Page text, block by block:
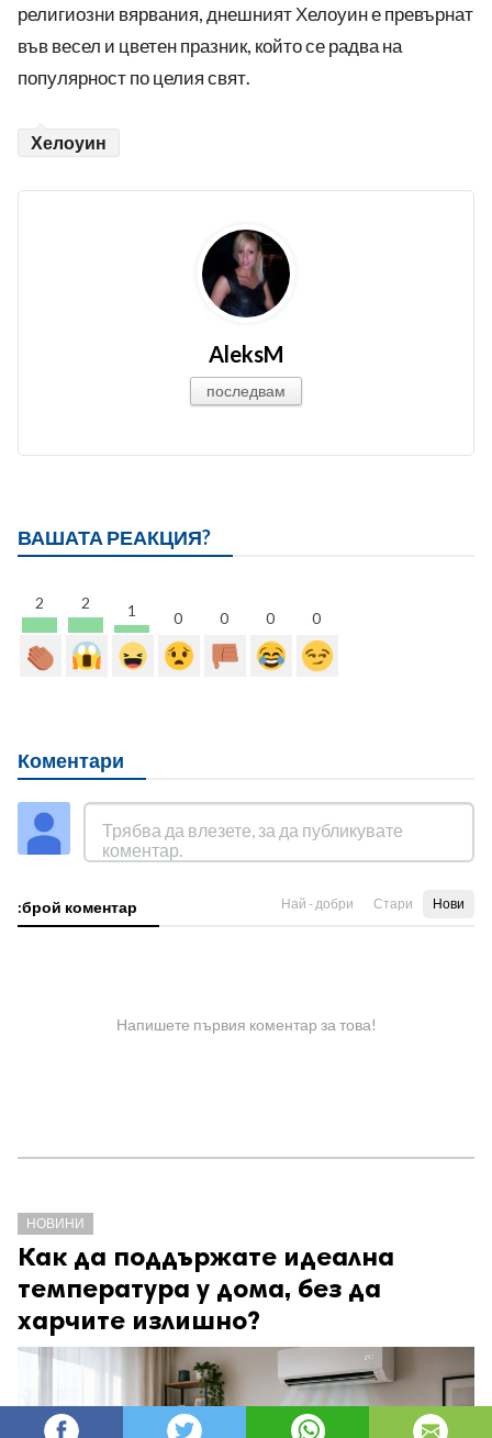
религиозни вярвания, днешният Хелоуин е превърнат
във весел и цветен празник, който се радва на
популярност по целия свят.
Хелоуин
AleksM
последвам
ВАШАТА РЕАКЦИЯ?
2 2 1 0 0 0 0
Коментари
:брой коментар Най - добри Стари Нови
Напишете първия коментар за това!
НОВИНИ
Как да поддържате идеална
температура у дома, без да
харчите излишно?